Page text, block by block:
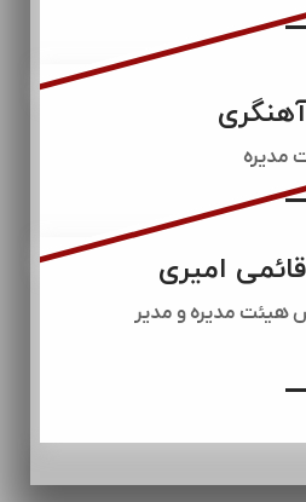
مدیره
امیری
هیئت مدیره و مدیر